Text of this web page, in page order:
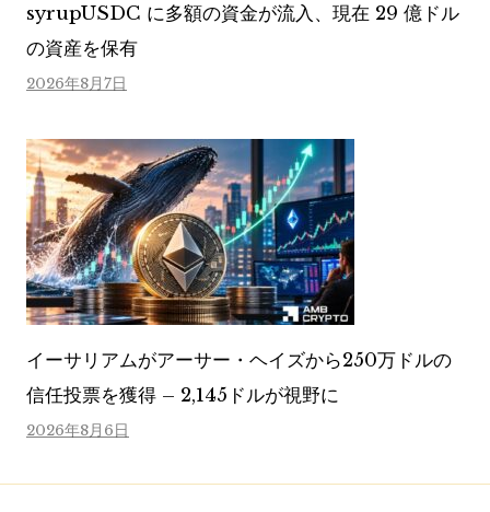
syrupUSDC に多額の資金が流入、現在 29 億ドル
の資産を保有
2026年8月7日
イーサリアムがアーサー・ヘイズから250万ドルの
信任投票を獲得 – 2,145ドルが視野に
2026年8月6日